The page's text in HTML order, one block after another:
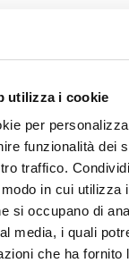
utilizza i cookie
per
funzionalità dei
traffico.
in cui utilizza
si occupano di
media, i quali
che ha fornito
marzo 2027,
– Falstaff –